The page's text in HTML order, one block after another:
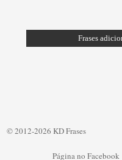
Frases
© 2012-2026 KD Frases
Página no Facebook